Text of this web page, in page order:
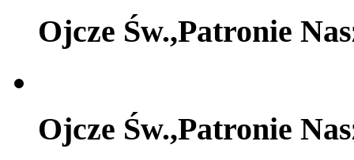
Ojcze Św.,Patronie
Ojcze Św.,Patronie